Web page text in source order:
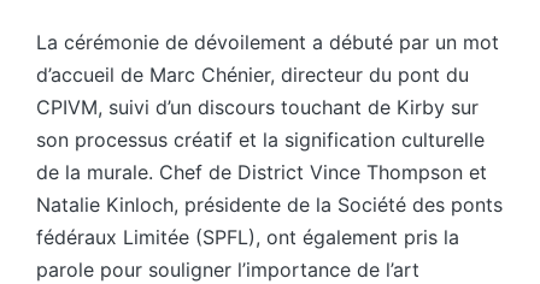
La cérémonie de dévoilement a débuté par un mot
d’accueil de Marc Chénier, directeur du pont du
CPIVM, suivi d’un discours touchant de Kirby sur
son processus créatif et la signification culturelle
de la murale. Chef de District Vince Thompson et
Natalie Kinloch, présidente de la Société des ponts
fédéraux Limitée (SPFL), ont également pris la
parole pour souligner l’importance de l’art